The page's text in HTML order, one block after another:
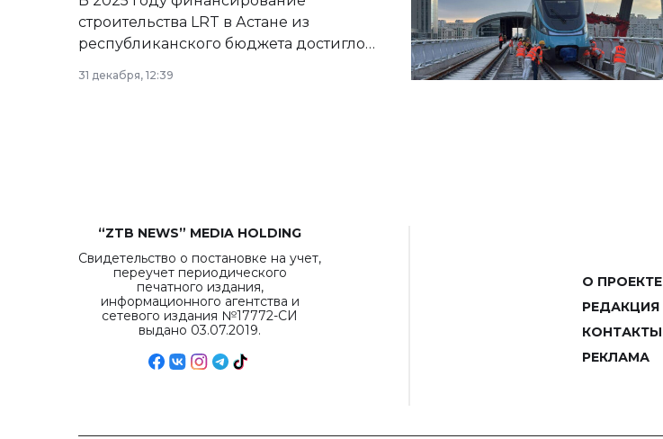
строительства LRT в Астане из
республиканского бюджета достигло
рекордных объемов.
31 декабря, 12:39
“ZTB NEWS” MEDIA HOLDING
Свидетельство о постановке на учет,
переучет периодического
печатного издания,
информационного агентства и
сетевого издания №17772-СИ
выдано 03.07.2019.
О ПРОЕКТЕ
РЕДАКЦИЯ
КОНТАКТЫ
РЕКЛАМА